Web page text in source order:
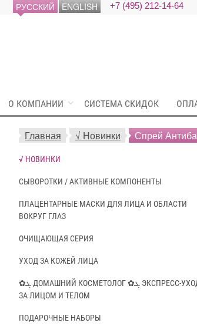
РУССКИЙ ENGLISH +7 (495) 212-14-64
О КОМПАНИИ СИСТЕМА СКИДОК
Главная √ Новинки Спрей
√ НОВИНКИ
СЫВОРОТКИ / АКТИВНЫЕ КОМПОНЕНТЫ
ПЛАЦЕНТАРНЫЕ МАСКИ ДЛЯ ЛИЦА И ОБЛАСТИ
ВОКРУГ ГЛАЗ
ОЧИЩАЮЩАЯ СЕРИЯ
УХОД ЗА КОЖЕЙ ЛИЦА
✿ܓ ДОМАШНИЙ КОСМЕТОЛОГ ✿ܓ ЭКСПРЕСС-УХОД
ЗА ЛИЦОМ И ТЕЛОМ
ПОДАРОЧНЫЕ НАБОРЫ